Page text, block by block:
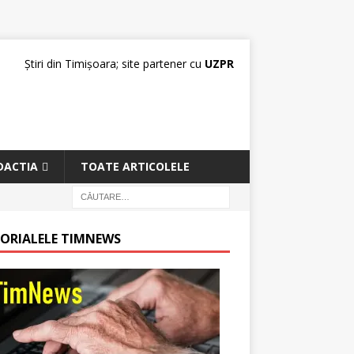
Știri din Timișoara; site partener cu UZPR
TOATE ARTICOLELE
TIMNEWS